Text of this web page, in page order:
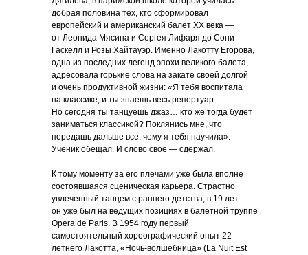
добрая половина тех, кто сформировал
европейский и американский балет ХХ века —
от Леонида Мясина и Сергея Лифаря до Сони
Гаскелл и Розы Хайтауэр. Именно Лакотту Егорова,
одна из последних легенд эпохи великого балета,
адресовала горькие слова на закате своей долгой
и очень продуктивной жизни: «Я тебя воспитала
на классике, и ты знаешь весь репертуар.
Но сегодня ты танцуешь джаз… кто же тогда будет
заниматься классикой? Поклянись мне, что
передашь дальше все, чему я тебя научила».
Ученик обещал. И слово свое — сдержал.
К тому моменту за его плечами уже была вполне
состоявшаяся сценическая карьера. Страстно
увлеченный танцем с раннего детства, в 19 лет
он уже был на ведущих позициях в балетной труппе
Opera de Paris. В 1954 году первый
самостоятельный хореографический опыт 22-
летнего Лакотта, «Ночь-волшебница» (La Nuit Est